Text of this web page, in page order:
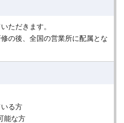
ただきます。
の後、全国の営業所に配属とな
る方
能な方